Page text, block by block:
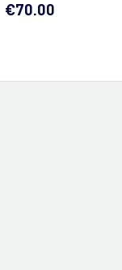
€70.00